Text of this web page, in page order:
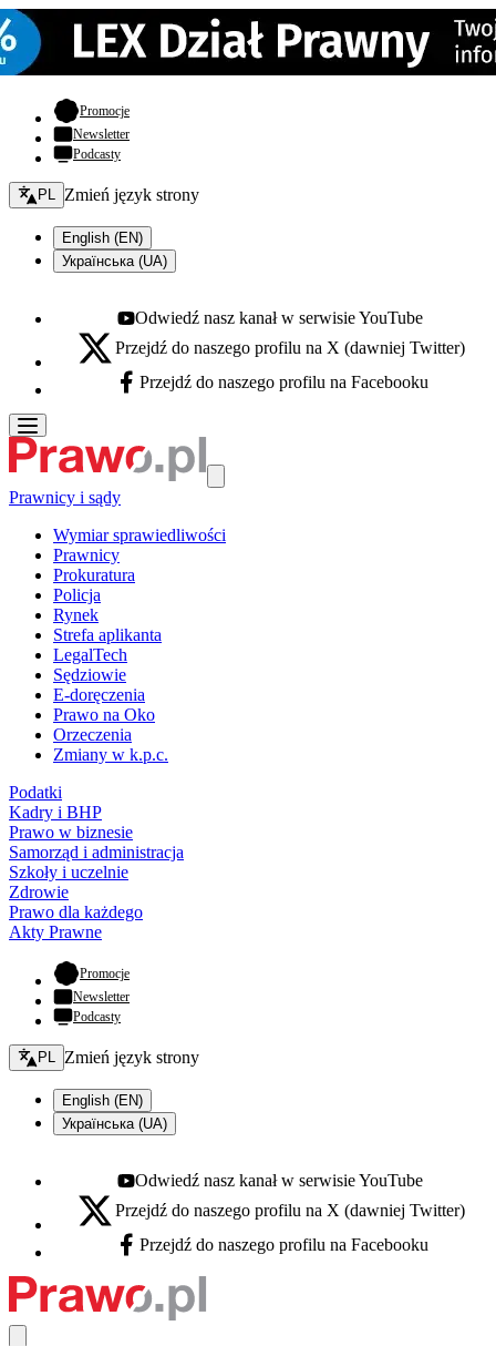
Promocje- otwiera się w nowej karcie
Newsletter
Podcasty
Zmień język - bieżący:
PL Zmień język strony
English (EN)
Українська (UA)
Youtube - otwiera się w nowej karcie
Odwiedź nasz kanał w serwisie YouTube
X - otwiera się w nowej karcie
Przejdź do naszego profilu na X (dawniej Twitter)
Facebook - otwiera się w nowej karcie
Przejdź do naszego profilu na Facebooku
Prawnicy i sądy
Wymiar sprawiedliwości
Prawnicy
Prokuratura
Policja
Rynek
Strefa aplikanta
LegalTech
Sędziowie
E-doręczenia
Prawo na Oko
Orzeczenia
Zmiany w k.p.c.
Podatki
Kadry i BHP
Prawo w biznesie
Samorząd i administracja
Szkoły i uczelnie
Zdrowie
Prawo dla każdego
Akty Prawne
Promocje- otwiera się w nowej karcie
Newsletter
Podcasty
Zmień język - bieżący:
PL Zmień język strony
English (EN)
Українська (UA)
Youtube - otwiera się w nowej karcie
Odwiedź nasz kanał w serwisie YouTube
X - otwiera się w nowej karcie
Przejdź do naszego profilu na X (dawniej Twitter)
Facebook - otwiera się w nowej karcie
Przejdź do naszego profilu na Facebooku